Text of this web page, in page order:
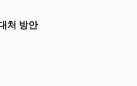
처 방안